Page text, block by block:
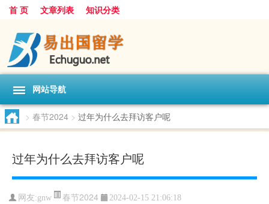
首 页 文章列表 知识分类
网站导航
> 春节2024 > 过年为什么去拜访客户呢
过年为什么去拜访客户呢
网友:gnw 春节2024 2024-02-15 21:06:18